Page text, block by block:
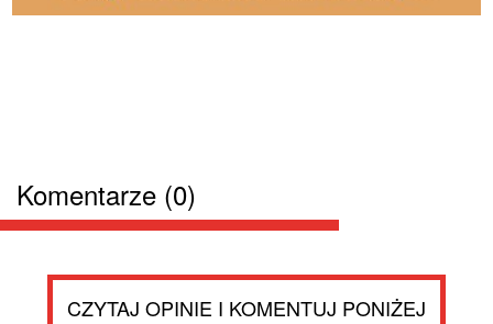
Komentarze (0)
CZYTAJ OPINIE I KOMENTUJ PONIŻEJ